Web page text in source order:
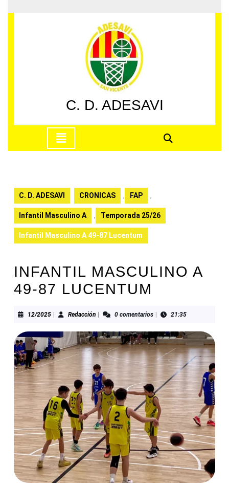
al
C. D. ADESAVI
apertura
C. D. ADESAVI CRONICAS , FAP ,
Infantil Masculino A , Temporada 25/26
Infantil Masculino A 49-87 Lucentum
INFANTIL MASCULINO A
49-87 LUCENTUM
12/202512/2025RedacciónRedacción0 comentarios 21:35